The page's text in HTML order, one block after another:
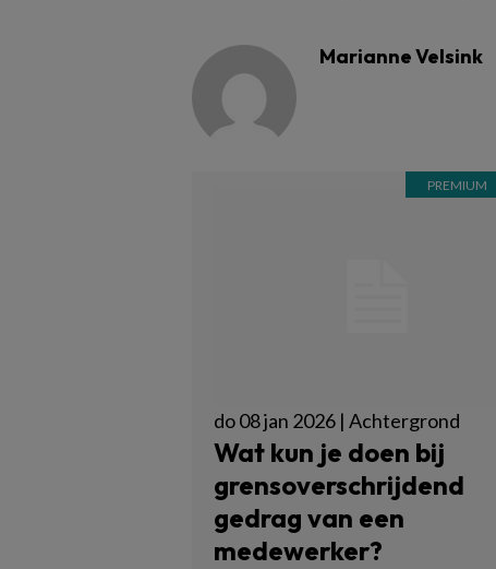
Marianne Velsink
do 08 jan 2026 | Achtergrond
Wat kun je doen bij
grensoverschrijdend
gedrag van een
medewerker?